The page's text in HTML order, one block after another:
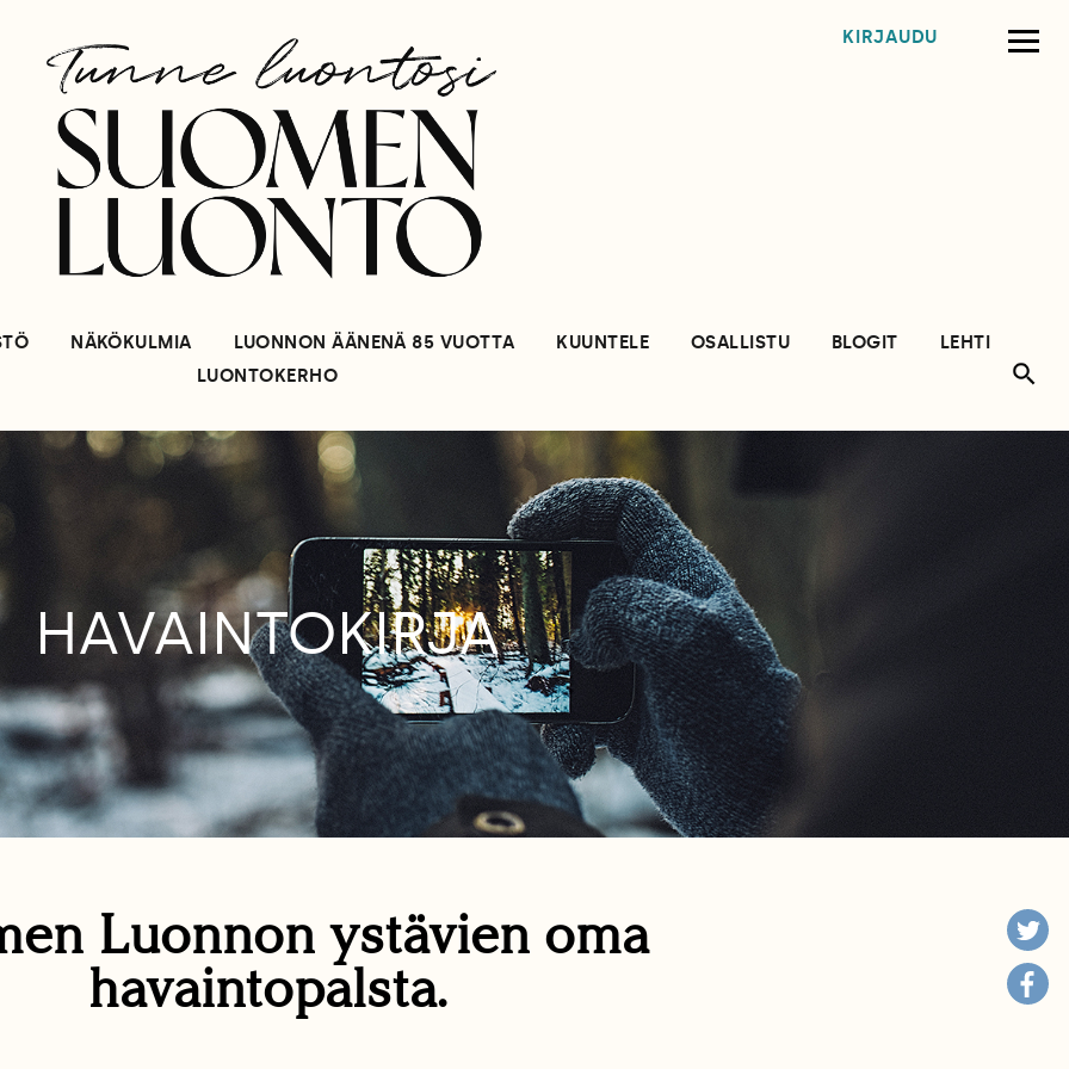
KIRJAUDU
NÄKÖKULMIA LUONNON ÄÄNENÄ 85 VUOTTA KUUNTELE OSALLISTU BLOGIT
LEHTI
LUONTOKERHO
HAVAINTOKIRJA
Luonnon ystävien oma
havaintopalsta.